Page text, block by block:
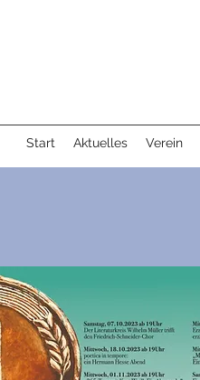
Start Aktuelles Verein